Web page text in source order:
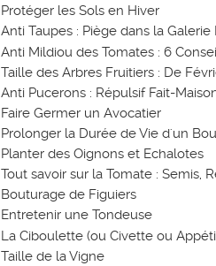
Protéger les Sols en Hiver
Anti Taupes : Piège dans la Galerie
Anti Mildiou des Tomates : 6
Taille des Arbres Fruitiers : De
Anti Pucerons : Répulsif Fait-
Faire Germer un Avocatier
Prolonger la Durée de Vie d'un
Planter des Oignons et Echalotes
Tout savoir sur la Tomate : Semis,
Bouturage de Figuiers
Entretenir une Tondeuse
La Ciboulette (ou Civette ou
Taille de la Vigne